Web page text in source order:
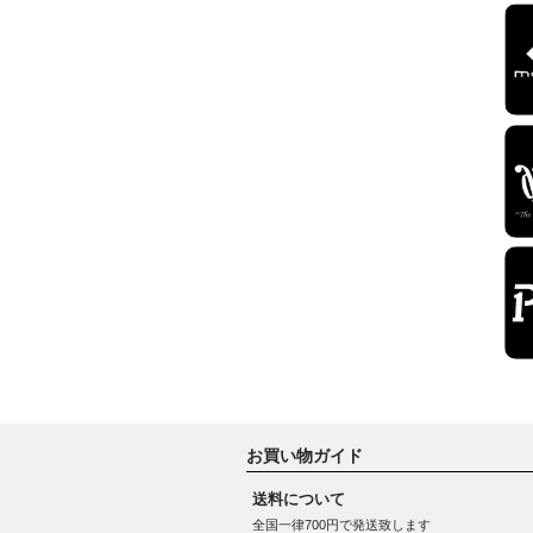
お買い物ガイド
送料について
全国一律700円で発送致します